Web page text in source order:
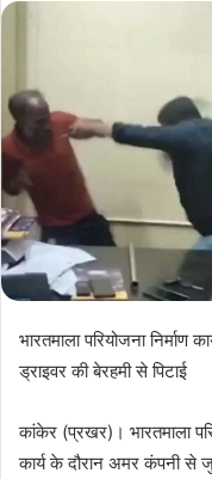
भारतमाला परियोजना
ड्राइवर की बेरहमी से पिटाई
कांकेर (प्रखर)। भारतमाला
कार्य के दौरान अमर कंपनी से